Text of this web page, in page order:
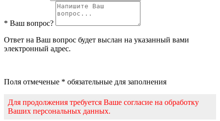
* Ваш вопрос?
Ответ на Ваш вопрос будет выслан на указанный вами
электронный адрес.
Поля отмеченые * обязательные для заполнения
Для продолжения требуется Ваше согласие на обработку
Ваших персональных данных.